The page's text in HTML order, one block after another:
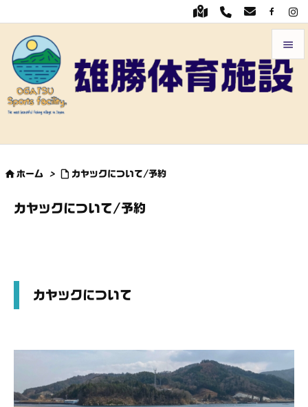


メニュ

ホーム >  カヤックについて/予約
カヤックについて/予約
カヤックについて